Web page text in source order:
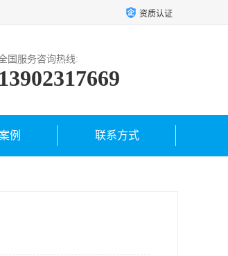
资质认证
国服务咨询热线:
13902317669
例 联系方式